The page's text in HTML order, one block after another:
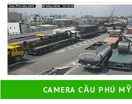
CAMERA CẦU PHÚ MỸ